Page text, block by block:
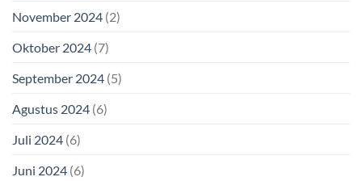
November 2024 (2)
Oktober 2024 (7)
September 2024 (5)
Agustus 2024 (6)
Juli 2024 (6)
Juni 2024 (6)